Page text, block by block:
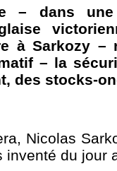
– dans
à Sarkozy –
– la
des stocks-
Nicolas
inventé du jour